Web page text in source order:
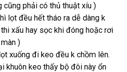
cũng phải có thủ thuật xíu )
lọt đều hết tháo ra dễ dàng k
xấu hay sọc khi đóng hoặc rơi
)
xuống đi keo đều k chồm lên.
khuôn keo thấy bộ đôi này ổn